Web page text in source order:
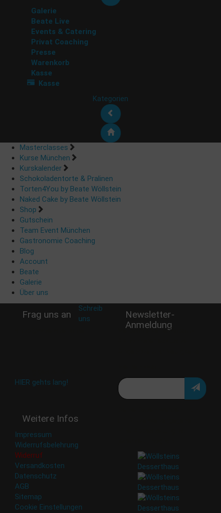
Galerie
Beate Live
Events & Catering
Privat Coaching
Presse
Warenkorb
Kasse
Kasse
Kategorien
Masterclasses
Kurse München
Kurskalender
Schokoladentorte & Pralinen
Torten4You by Beate Wöllstein
Naked Cake by Beate Wöllstein
Shop
Gutschein
Team Event München
Gastronomie Coaching
Blog
Account
Beate
Galerie
Über uns
Frag uns an
Schreib
uns
HIER gehts lang!
Weitere Infos
Impressum
Widerrufsbelehrung
Widerruf
Versandkosten
Datenschutz
AGB
Sitemap
Cookie Einstellungen
Newsletter-
Anmeldung
Verpasse keine Rabatt-